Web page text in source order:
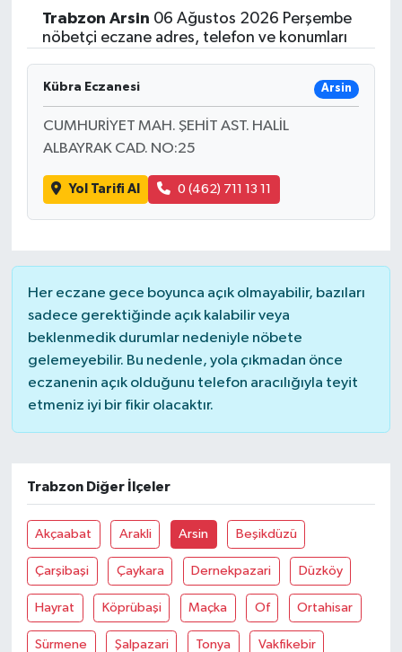
Trabzon Arsin 06 Ağustos 2026 Perşembe
nöbetçi eczane adres, telefon ve konumları
Kübra Eczanesi Arsin
CUMHURİYET MAH. ŞEHİT AST. HALİL
ALBAYRAK CAD. NO:25
Yol Tarifi Al 0 (462) 711 13 11
Her eczane gece boyunca açık olmayabilir, bazıları
sadece gerektiğinde açık kalabilir veya
beklenmedik durumlar nedeniyle nöbete
gelemeyebilir. Bu nedenle, yola çıkmadan önce
eczanenin açık olduğunu telefon aracılığıyla teyit
etmeniz iyi bir fikir olacaktır.
Trabzon Diğer İlçeler
Akçaabat Arakli Arsin Beşikdüzü
Çarşibaşi Çaykara Dernekpazari Düzköy
Hayrat Köprübaşi Maçka Of Ortahisar
Sürmene Şalpazari Tonya Vakfikebir
Yaşam